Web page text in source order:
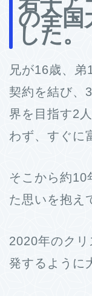
の全国
した。
兄が16歳、弟
契約を結び、
界を目指す2
わず、すぐに
そこから約10
た思いを抱え
2020年のク
発するように